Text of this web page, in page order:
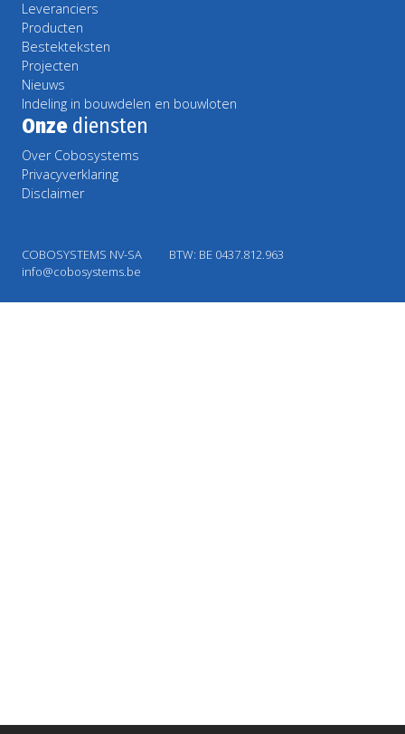
Leveranciers
Producten
Bestekteksten
Projecten
Nieuws
Indeling in bouwdelen en bouwloten
Onze diensten
Over Cobosystems
Privacyverklaring
Disclaimer
COBOSYSTEMS NV-SA
BTW: BE 0437.812.963
info@cobosystems.be